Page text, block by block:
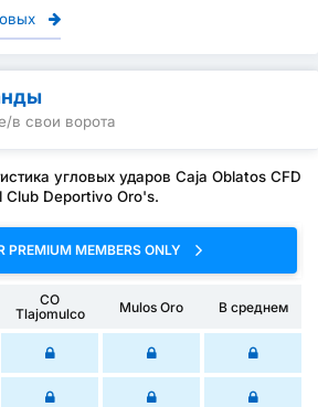
в свои ворота
угловых ударов Caja Oblatos CFD
Club Deportivo Oro's.
PREMIUM MEMBERS ONLY
CO
Tlajomulco
Mulos Oro В среднем